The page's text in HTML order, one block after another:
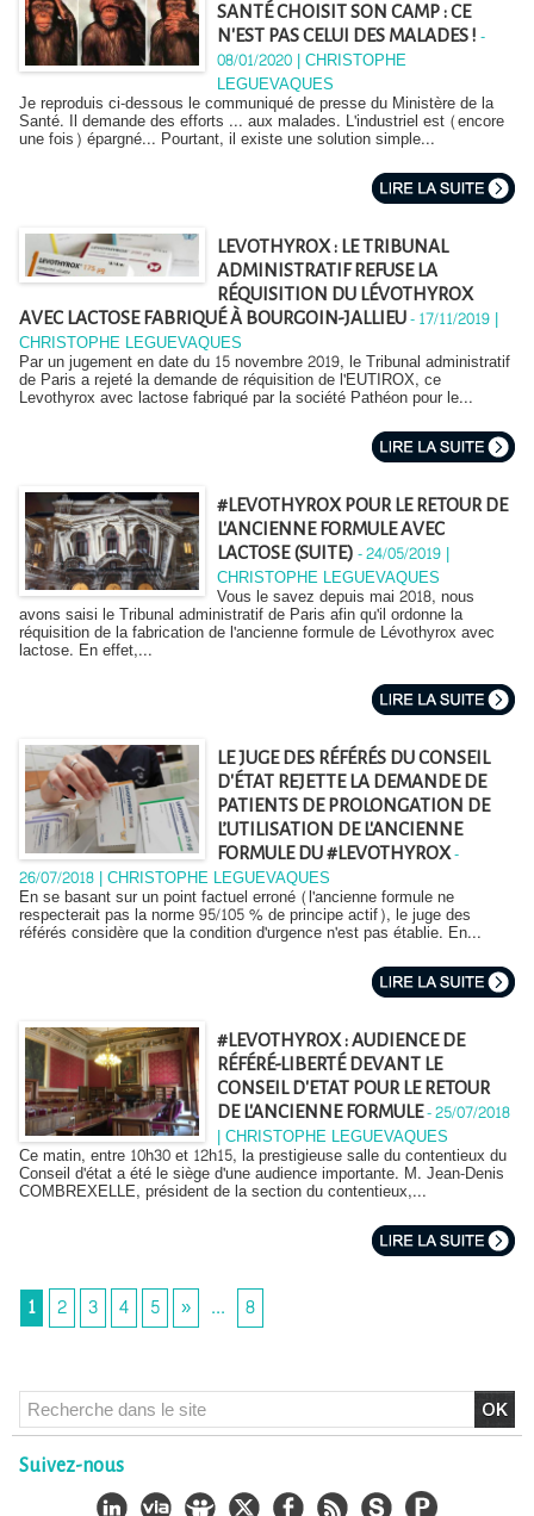
SANTÉ CHOISIT SON CAMP : CE
N'EST PAS CELUI DES MALADES ! -
08/01/2020 | CHRISTOPHE
LEGUEVAQUES
Je reproduis ci-dessous le communiqué de presse du Ministère de la
Santé. Il demande des efforts ... aux malades. L'industriel est (encore
une fois) épargné... Pourtant, il existe une solution simple...
LEVOTHYROX : LE TRIBUNAL
ADMINISTRATIF REFUSE LA
RÉQUISITION DU LÉVOTHYROX
AVEC LACTOSE FABRIQUÉ À BOURGOIN-JALLIEU-17/11/2019 |
CHRISTOPHE LEGUEVAQUES
Par un jugement en date du 15 novembre 2019, le Tribunal administratif
de Paris a rejeté la demande de réquisition de l'EUTIROX, ce
Levothyrox avec lactose fabriqué par la société Pathéon pour le...
#LEVOTHYROX POUR LE RETOUR DE
L'ANCIENNE FORMULE AVEC
LACTOSE (SUITE) -24/05/2019 |
CHRISTOPHE LEGUEVAQUES
Vous le savez depuis mai 2018, nous
avons saisi le Tribunal administratif de Paris afin qu'il ordonne la
réquisition de la fabrication de l'ancienne formule de Lévothyrox avec
lactose. En effet,...
LE JUGE DES RÉFÉRÉS DU CONSEIL
D'ÉTAT REJETTE LA DEMANDE DE
PATIENTS DE PROLONGATION DE
L’UTILISATION DE L'ANCIENNE
FORMULE DU #LEVOTHYROX-
26/07/2018 | CHRISTOPHE LEGUEVAQUES
En se basant sur un point factuel erroné (l'ancienne formule ne
respecterait pas la norme 95/105 % de principe actif), le juge des
référés considère que la condition d'urgence n'est pas établie. En...
#LEVOTHYROX : AUDIENCE DE
RÉFÉRÉ-LIBERTÉ DEVANT LE
CONSEIL D'ETAT POUR LE RETOUR
DE L'ANCIENNE FORMULE-25/07/2018
| CHRISTOPHE LEGUEVAQUES
Ce matin, entre 10h30 et 12h15, la prestigieuse salle du contentieux du
Conseil d'état a été le siège d'une audience importante. M. Jean-Denis
COMBREXELLE, président de la section du contentieux,...
1 2 3 4 5 » ... 8
Suivez-nous